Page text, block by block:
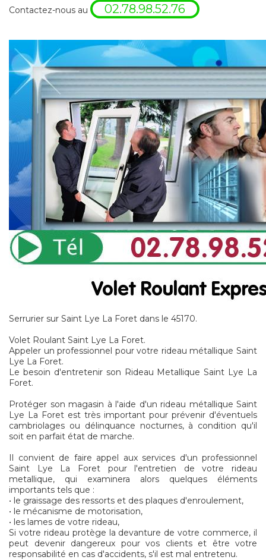
Contactez-nous au
02.78.98.52.76
Serrurier sur Saint Lye La Foret dans le 45170.
Volet Roulant Saint Lye La Foret.
Appeler un professionnel pour votre rideau métallique Saint
Lye La Foret.
Le besoin d'entretenir son Rideau Metallique Saint Lye La
Foret.
Protéger son magasin à l'aide d'un rideau métallique Saint
Lye La Foret est très important pour prévenir d'éventuels
cambriolages ou délinquance nocturnes, à condition qu'il
soit en parfait état de marche.
Il convient de faire appel aux services d'un professionnel
Saint Lye La Foret pour l'entretien de votre rideau
metallique, qui examinera alors quelques éléments
importants tels que :
• le graissage des ressorts et des plaques d'enroulement,
• le mécanisme de motorisation,
• les lames de votre rideau,
Si votre rideau protège la devanture de votre commerce, il
peut devenir dangereux pour vos clients et être votre
responsabilité en cas d'accidents, s'il est mal entretenu.